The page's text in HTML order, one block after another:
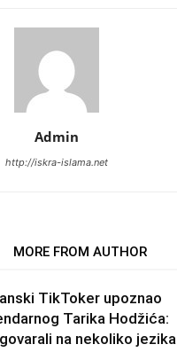
Admin
http://iskra-islama.net
MORE FROM AUTHOR
TikToker upoznao
Tarika Hodžića:
na nekoliko jezika